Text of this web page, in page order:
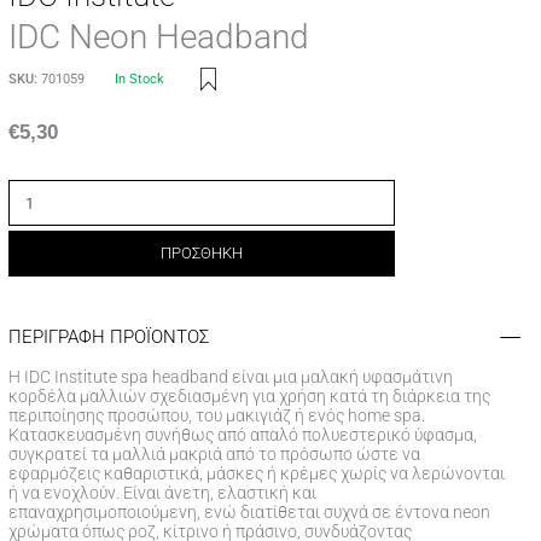
IDC Neon Headband
SKU: 701059 In Stock
€5,30
ΠΡΟΣΘΗΚΗ
ΠΕΡΙΓΡΑΦΗ ΠΡΟΪΟΝΤΟΣ
Η IDC Institute spa headband είναι μια μαλακή υφασμάτινη
κορδέλα μαλλιών σχεδιασμένη για χρήση κατά τη διάρκεια της
περιποίησης προσώπου, του μακιγιάζ ή ενός home spa.
Κατασκευασμένη συνήθως από απαλό πολυεστερικό ύφασμα,
συγκρατεί τα μαλλιά μακριά από το πρόσωπο ώστε να
εφαρμόζεις καθαριστικά, μάσκες ή κρέμες χωρίς να λερώνονται
ή να ενοχλούν. Είναι άνετη, ελαστική και
επαναχρησιμοποιούμενη, ενώ διατίθεται συχνά σε έντονα neon
χρώματα όπως ροζ, κίτρινο ή πράσινο, συνδυάζοντας